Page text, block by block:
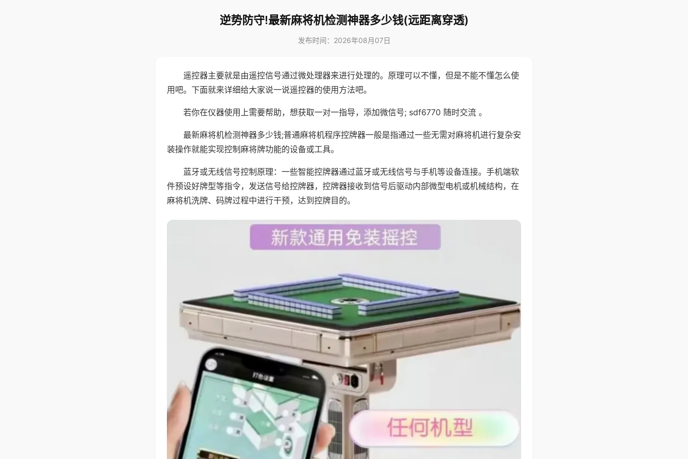
逆势防守!最新麻将机检测神器多少钱(远距离穿透)
发布时间：2026年08月07日
遥控器主要就是由遥控信号通过微处理器来进行处理的。原理可以不懂，但是不能不懂怎么使
用吧。下面就来详细给大家说一说遥控器的使用方法吧。
若你在仪器使用上需要帮助，想获取一对一指导，添加微信号; sdf6770 随时交流 。
最新麻将机检测神器多少钱;普通麻将机程序控牌器一般是指通过一些无需对麻将机进行复杂安
装操作就能实现控制麻将牌功能的设备或工具。
蓝牙或无线信号控制原理：一些智能控牌器通过蓝牙或无线信号与手机等设备连接。手机端软
件预设好牌型等指令，发送信号给控牌器，控牌器接收到信号后驱动内部微型电机或机械结构，在
麻将机洗牌、码牌过程中进行干预，达到控牌目的。